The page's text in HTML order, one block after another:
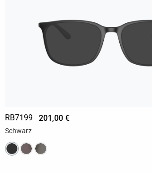
RB7199 201,00 €
Schwarz